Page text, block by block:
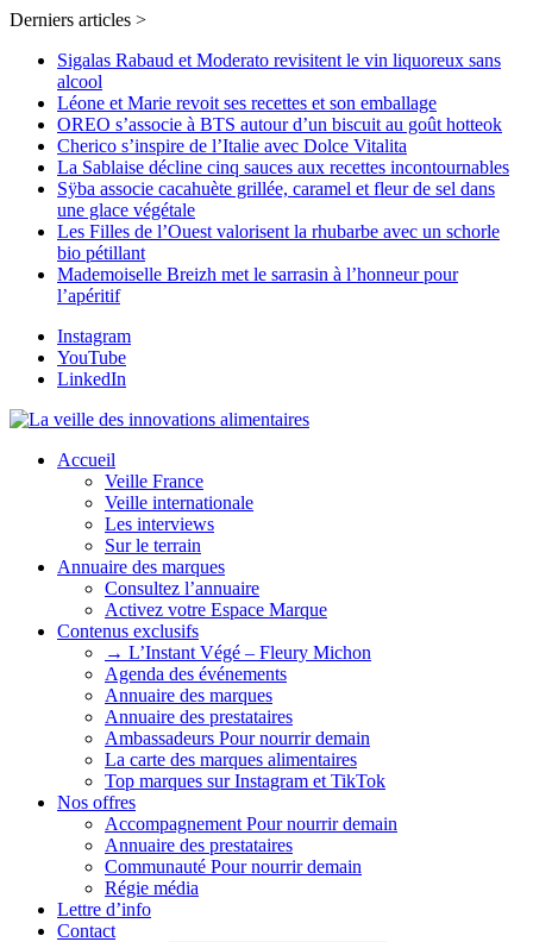
Derniers articles >
Sigalas Rabaud et Moderato revisitent le vin liquoreux sans
alcool
Léone et Marie revoit ses recettes et son emballage
OREO s’associe à BTS autour d’un biscuit au goût hotteok
Cherico s’inspire de l’Italie avec Dolce Vitalita
La Sablaise décline cinq sauces aux recettes incontournables
Sÿba associe cacahuète grillée, caramel et fleur de sel dans
une glace végétale
Les Filles de l’Ouest valorisent la rhubarbe avec un schorle
bio pétillant
Mademoiselle Breizh met le sarrasin à l’honneur pour
l’apéritif
Instagram
YouTube
LinkedIn
Accueil
Veille France
Veille internationale
Les interviews
Sur le terrain
Annuaire des marques
Consultez l’annuaire
Activez votre Espace Marque
Contenus exclusifs
→ L’Instant Végé – Fleury Michon
Agenda des événements
Annuaire des marques
Annuaire des prestataires
Ambassadeurs Pour nourrir demain
La carte des marques alimentaires
Top marques sur Instagram et TikTok
Nos offres
Accompagnement Pour nourrir demain
Annuaire des prestataires
Communauté Pour nourrir demain
Régie média
Lettre d’info
Contact